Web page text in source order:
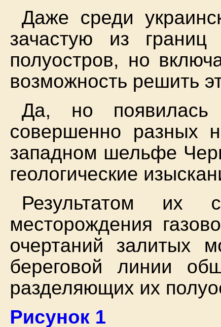
Даже среди
зачастую из
полуостров, но
возможность решить
Да, но
совершенно разных
западном шельфе
геологические
Результатом их
месторождения
очертаний залитых
береговой линии
разделяющих их
Рисунок 1